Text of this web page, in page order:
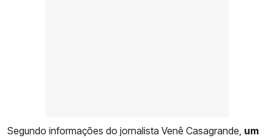
Segundo informações do jornalista Venê Casagrande, um